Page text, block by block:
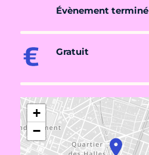
Évènement terminé
Gratuit
+
−